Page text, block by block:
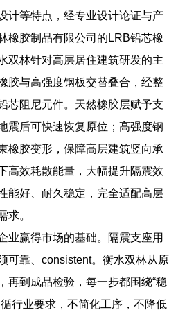
计等特点，经专业设计论证与产
橡胶制品有限公司的LRB铅芯橡
双林针对高层居住建筑研发的主
胶与高强度钢板交替叠合，经整
芯阻尼元件。天然橡胶层赋予支
震后可快速恢复原位；高强度钢
橡胶变形，保障高层建筑竖向承
高效耗散能量，大幅提升隔震效
能好、耐久稳定，完全适配高层
求。
业赢得市场的基础。隔震支座用
可靠、consistent。衡水双林从原
再到成品检验，每一步都围绕“稳
行业要求，不简化工序，不降低